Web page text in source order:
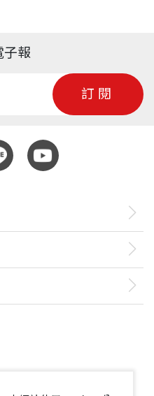
取得開普敦大學文學及
奧斯汀德州大學攻讀語
非，擔任開普敦大學文
年更榮獲諾貝爾文學
。 身為南非開普敦大
了許多文學獎，包括C
《昏暗之地》、《在國
《麥可．K的生命與時
的文豪》、《雙面少
待野蠻人》於一九八○
都為他贏得了高度評價
子報
訂閱